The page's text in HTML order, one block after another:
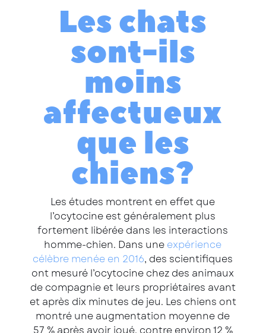
Les chats
sont-ils
moins
affectueux
que les
chiens ?
Les études montrent en effet que
l’ocytocine est généralement plus
fortement libérée dans les interactions
homme-chien. Dans une expérience
célèbre menée en 2016, des scientifiques
ont mesuré l’ocytocine chez des animaux
de compagnie et leurs propriétaires avant
et après dix minutes de jeu. Les chiens ont
montré une augmentation moyenne de